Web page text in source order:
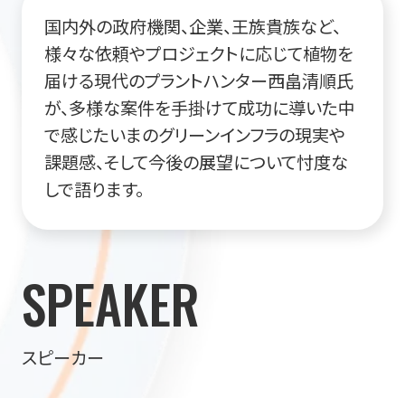
国内外の政府機関、企業、王族貴族など、
様々な依頼やプロジェクトに応じて植物を
届ける現代のプラントハンター西畠清順氏
が、多様な案件を手掛けて成功に導いた中
で感じたいまのグリーンインフラの現実や
課題感、そして今後の展望について忖度な
しで語ります。
SPEAKER
スピーカー